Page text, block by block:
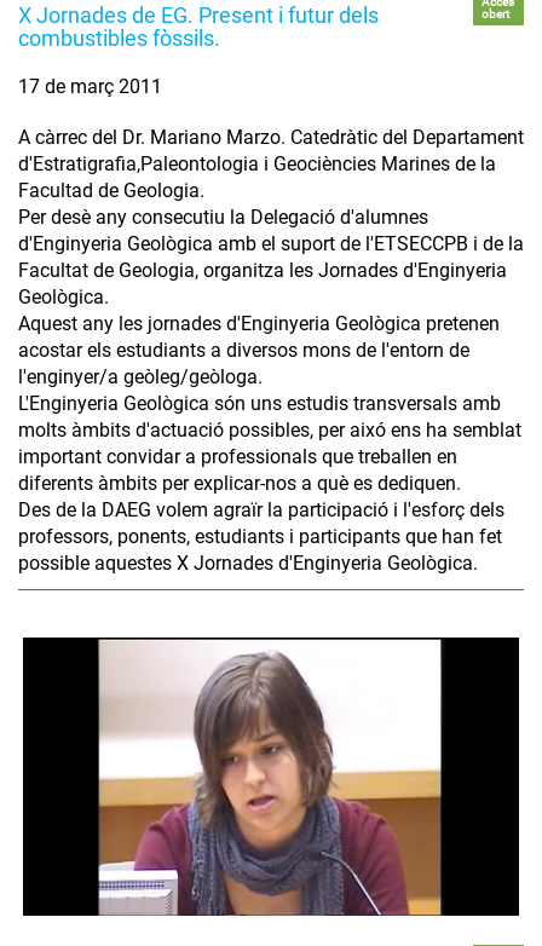
X Jornades de EG. Present i futur dels
combustibles fòssils.
obert
17 de març 2011
A càrrec del Dr. Mariano Marzo. Catedràtic del Departament
d'Estratigrafia,Paleontologia i Geociències Marines de la
Facultad de Geologia.
Per desè any consecutiu la Delegació d'alumnes
d'Enginyeria Geològica amb el suport de l'ETSECCPB i de la
Facultat de Geologia, organitza les Jornades d'Enginyeria
Geològica.
Aquest any les jornades d'Enginyeria Geològica pretenen
acostar els estudiants a diversos mons de l'entorn de
l'enginyer/a geòleg/geòloga.
L'Enginyeria Geològica són uns estudis transversals amb
molts àmbits d'actuació possibles, per aixó ens ha semblat
important convidar a professionals que treballen en
diferents àmbits per explicar-nos a què es dediquen.
Des de la DAEG volem agraïr la participació i l'esforç dels
professors, ponents, estudiants i participants que han fet
possible aquestes X Jornades d'Enginyeria Geològica.